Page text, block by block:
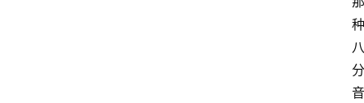
种
八
分
音